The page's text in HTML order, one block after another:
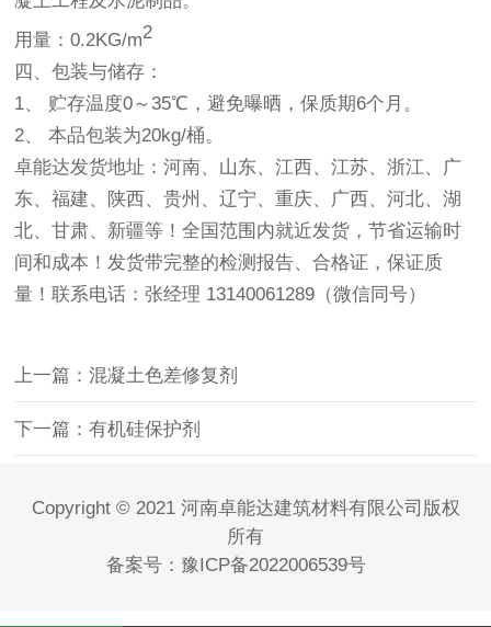
用量：0.2KG/m2
四、包装与储存：
1、 贮存温度0～35℃，避免曝晒，保质期6个月。
2、 本品包装为20kg/桶。
卓能达发货地址：河南、山东、江西、江苏、浙江、广
东、福建、陕西、贵州、辽宁、重庆、广西、河北、湖
北、甘肃、新疆等！全国范围内就近发货，节省运输时
间和成本！发货带完整的检测报告、合格证，保证质
量！联系电话：张经理 13140061289（微信同号）
上一篇：混凝土色差修复剂
下一篇：有机硅保护剂
Copyright © 2021 河南卓能达建筑材料有限公司版权
所有
备案号： 豫ICP备2022006539号